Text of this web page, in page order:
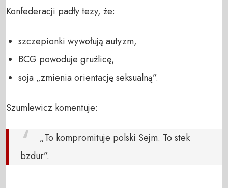
Konfederacji padły tezy, że:
szczepionki wywołują autyzm,
BCG powoduje gruźlicę,
soja „zmienia orientację seksualną”.
Szumlewicz komentuje:
„To kompromituje polski Sejm. To stek
bzdur”.